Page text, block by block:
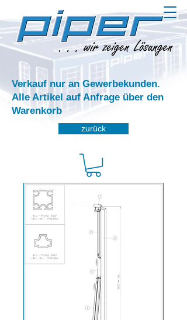
Verkauf nur an Gewerbekunden.
Alle Artikel auf Anfrage über den
Warenkorb
zurück